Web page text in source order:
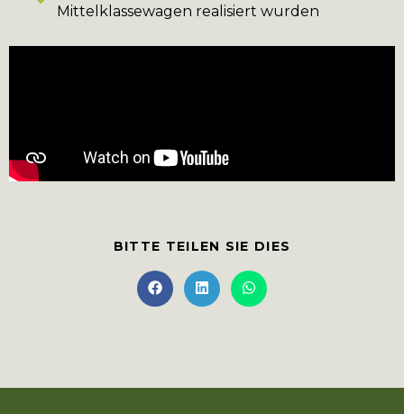
Mittelklassewagen realisiert wurden
BITTE TEILEN SIE DIES